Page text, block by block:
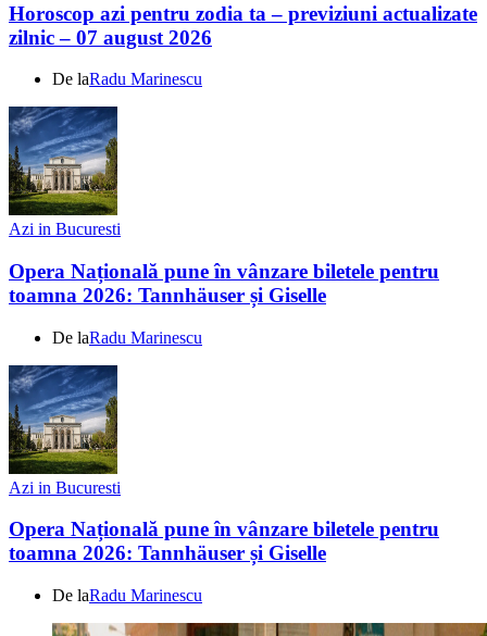
Horoscop azi pentru zodia ta – previziuni actualizate
zilnic – 07 august 2026
De laRadu Marinescu
Azi in Bucuresti
Opera Națională pune în vânzare biletele pentru
toamna 2026: Tannhäuser și Giselle
De laRadu Marinescu
Azi in Bucuresti
Opera Națională pune în vânzare biletele pentru
toamna 2026: Tannhäuser și Giselle
De laRadu Marinescu